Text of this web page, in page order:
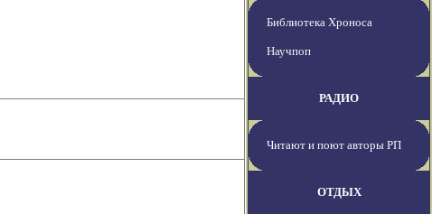
Библиотека Хроноса
Научпоп
РАДИО
Читают и поют авторы РП
ОТДЫХ